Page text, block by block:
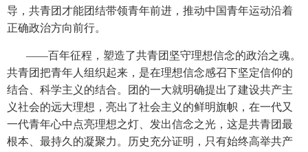
导，共青团才能团结带领青年前进，推动中国青年运动沿着
正确政治方向前行。
——百年征程，塑造了共青团坚守理想信念的政治之魂。
共青团把青年人组织起来，是在理想信念感召下坚定信仰的
结合、科学主义的结合。团的一大就明确提出了建设共产主
义社会的远大理想，亮出了社会主义的鲜明旗帜，在一代又
一代青年心中点亮理想之灯、发出信念之光，这是共青团最
根本、最持久的凝聚力。历史充分证明，只有始终高举共产